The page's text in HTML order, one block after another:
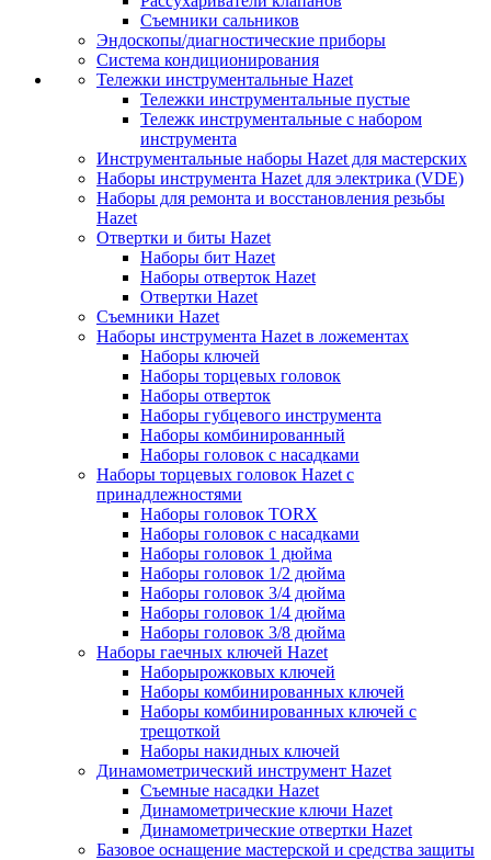
Съемники сальников
Эндоскопы/диагностические приборы
Система кондиционирования
Тележки инструментальные Hazet
Тележки инструментальные пустые
Тележк инструментальные с набором
инструмента
Инструментальные наборы Hazet для мастерских
Наборы инструмента Hazet для электрика (VDE)
Наборы для ремонта и восстановления резьбы
Hazet
Отвертки и биты Hazet
Наборы бит Hazet
Наборы отверток Hazet
Отвертки Hazet
Съемники Hazet
Наборы инструмента Hazet в ложементах
Наборы ключей
Наборы торцевых головок
Наборы отверток
Наборы губцевого инструмента
Наборы комбинированный
Наборы головок с насадками
Наборы торцевых головок Hazet с
принадлежностями
Наборы головок TORX
Наборы головок с насадками
Наборы головок 1 дюйма
Наборы головок 1/2 дюйма
Наборы головок 3/4 дюйма
Наборы головок 1/4 дюйма
Наборы головок 3/8 дюйма
Наборы гаечных ключей Hazet
Наборырожковых ключей
Наборы комбинированных ключей
Наборы комбинированных ключей с
трещоткой
Наборы накидных ключей
Динамометрический инструмент Hazet
Съемные насадки Hazet
Динамометрические ключи Hazet
Динамометрические отвертки Hazet
Базовое оснащение мастерской и средства защиты